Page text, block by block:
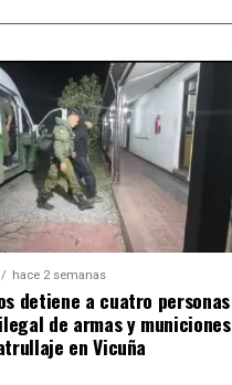
hace 2 semanas
detiene a cuatro personas
de armas y municiones
en Vicuña